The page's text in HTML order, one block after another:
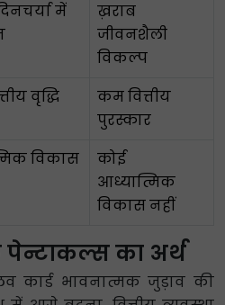
में
ख़राब
जीवनशैली
विकल्प
वृद्धि
कम वित्तीय
पुरस्कार
विकास
कोई
आध्यात्मिक
विकास नहीं
का अर्थ
कार्ड भावनात्मक जुड़ाव की